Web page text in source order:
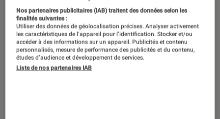
Solid Snake : tout savoir sur le héros de
la franchise Metal Gear
ARTICLE
Jeux vidéo • 21 déc. 2020
Nos partenaires publicitaires (IAB) traitent des données selon les
finalités suivantes :
Utiliser des données de géolocalisation précises. Analyser activement
les caractéristiques de l’appareil pour l’identification. Stocker et/ou
accéder à des informations sur un appareil. Publicités et contenu
personnalisés, mesure de performance des publicités et du contenu,
études d’audience et développement de services.
Liste de nos partenaires IAB